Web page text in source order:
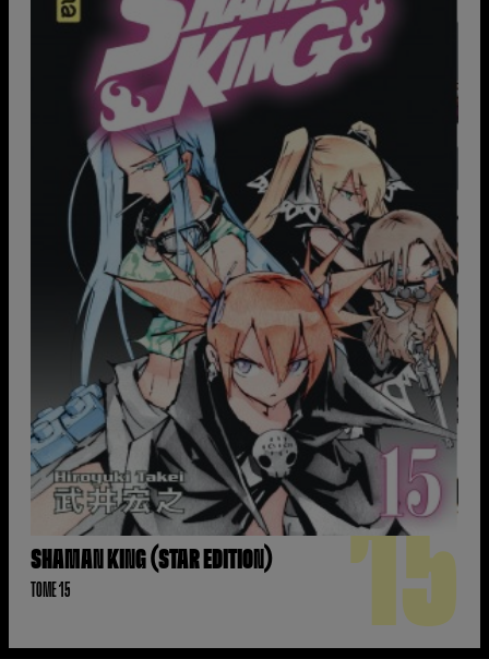
SHAMAN KING (STAR EDITION)
TOME 15 15